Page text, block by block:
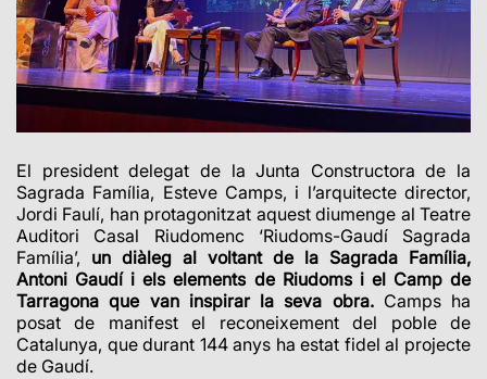
El president delegat de la Junta Constructora de la
Sagrada Família, Esteve Camps, i l’arquitecte director,
Jordi Faulí, han protagonitzat aquest diumenge al Teatre
Auditori Casal Riudomenc ‘Riudoms-Gaudí Sagrada
Família’, un diàleg al voltant de la Sagrada Família,
Antoni Gaudí i els elements de Riudoms i el Camp de
Tarragona que van inspirar la seva obra.Camps ha
posat de manifest el reconeixement del poble de
Catalunya, que durant 144 anys ha estat fidel al projecte
de Gaudí.